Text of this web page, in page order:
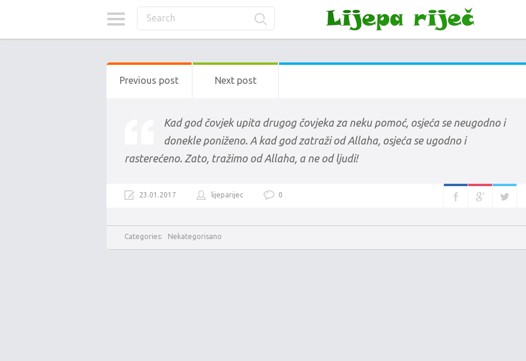
Previous post Next post
Kad god čovjek upita drugog čovjeka za neku pomoć, osjeća se neugodno i
donekle poniženo. A kad god zatraži od Allaha, osjeća se ugodno i
rasterećeno. Zato, tražimo od Allaha, a ne od ljudi!
23.01.2017 lijeparijec 0
Categories: Nekategorisano